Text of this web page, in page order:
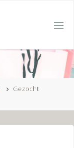
Gezocht